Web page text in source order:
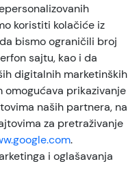
koristiti kolačiće iz
bismo ograničili broj
sajtu, kao i da
digitalnih marketinških
omogućava prikazivanje
naših partnera, na
za pretraživanje
.
i oglašavanja